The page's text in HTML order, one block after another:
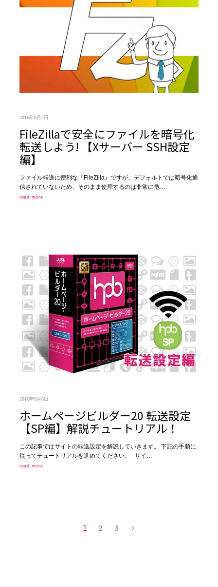
2016年9月7日
FileZillaで安全にファイルを暗号化
転送しよう! 【Xサーバー SSH設定
編】
ファイル転送に便利な『FileZilla』ですが、デフォルトでは暗号化通
信されていないため、そのまま使用するのは非常に危…
read more
2016年9月6日
ホームページビルダー20 転送設定
【SP編】解説チュートリアル！
この記事ではサイトの転送設定を解説していきます。 下記の手順に
従ってチュートリアルを進めてください。 サイ…
read more
1 2 3